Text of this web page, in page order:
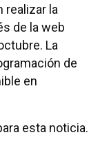
realizar la
de la web
La
de
en
esta noticia.